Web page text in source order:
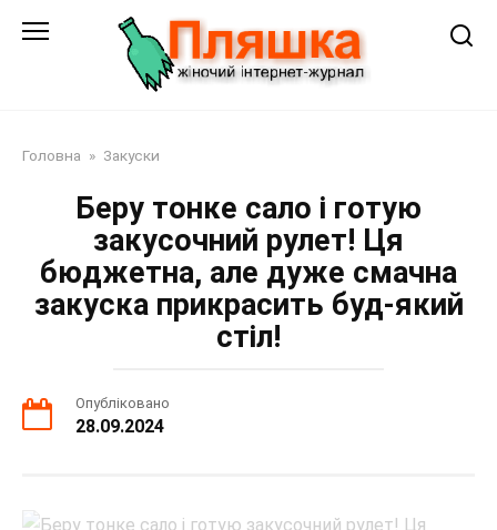
Головна » Закуски
Беру тонке сало і готую
закусочний рулет! Ця
бюджетна, але дуже смачна
закуска прикрасить буд-який
стіл!
Опубліковано
28.09.2024